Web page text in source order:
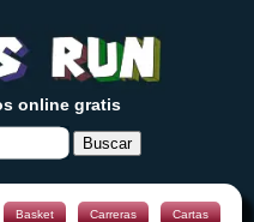
online gratis
Buscar
Basket Carreras Cartas